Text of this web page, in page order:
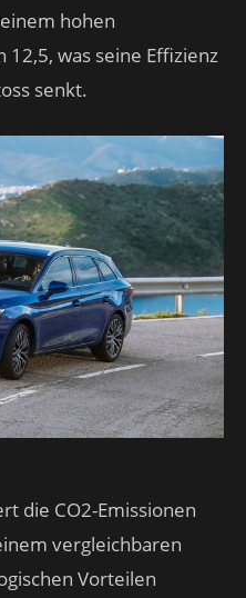
hohen
was seine Effizienz
senkt.
die CO2-Emissionen
vergleichbaren
Vorteilen